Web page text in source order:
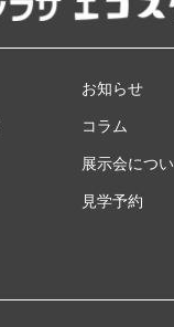
お知らせ
コラム
展示会につ
見学予約